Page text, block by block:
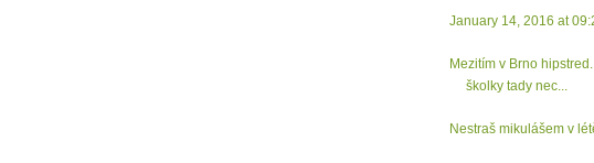
January 14, 2016 at
Mezitím v Brno
školky tady nec...
Nestraš mikulášem v